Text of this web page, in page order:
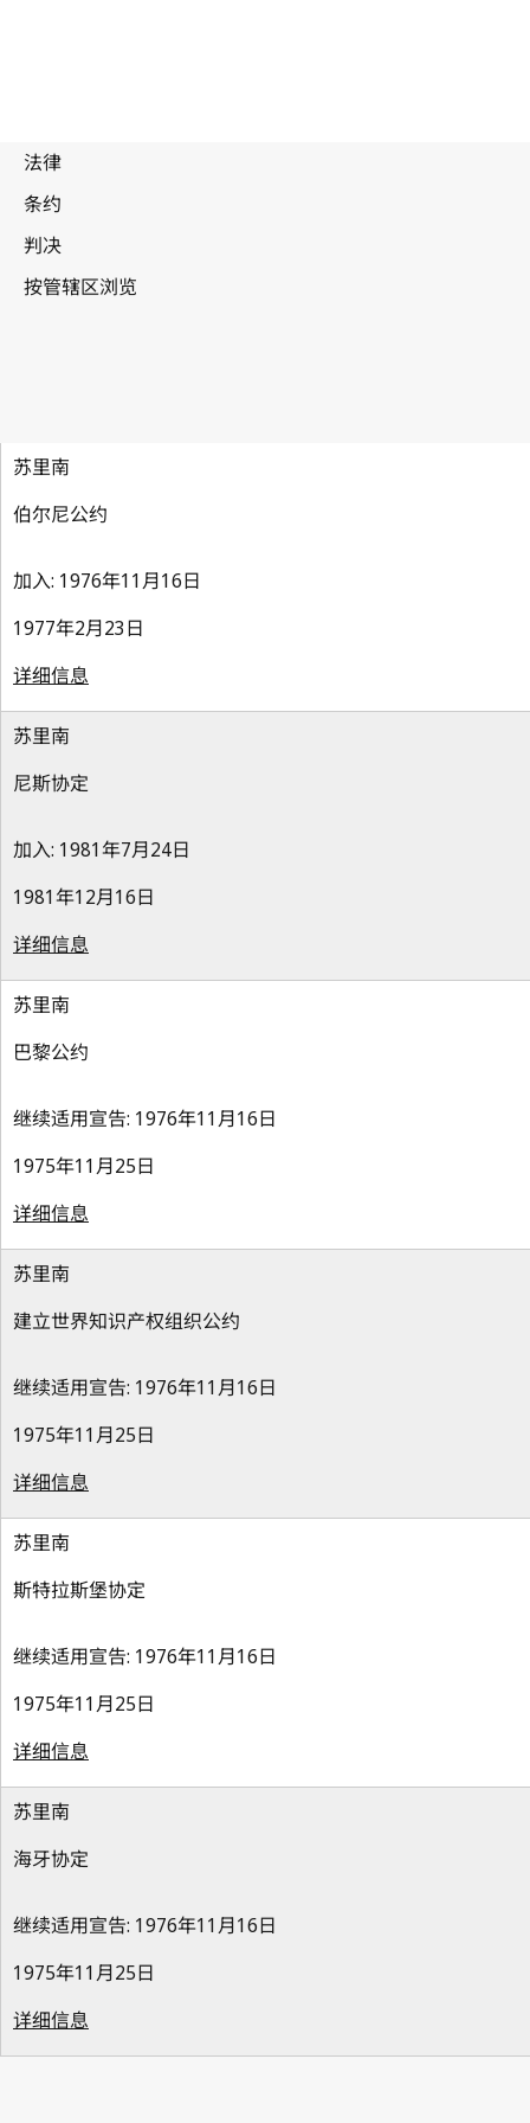
苏里南
伯尔尼公约
加入: 1976年11月16日
1977年2月23日
详细信息
苏里南
尼斯协定
加入: 1981年7月24日
1981年12月16日
详细信息
苏里南
巴黎公约
继续适用宣告: 1976年11月16日
1975年11月25日
详细信息
苏里南
建立世界知识产权组织公约
继续适用宣告: 1976年11月16日
1975年11月25日
详细信息
苏里南
斯特拉斯堡协定
继续适用宣告: 1976年11月16日
1975年11月25日
详细信息
苏里南
海牙协定
继续适用宣告: 1976年11月16日
1975年11月25日
详细信息